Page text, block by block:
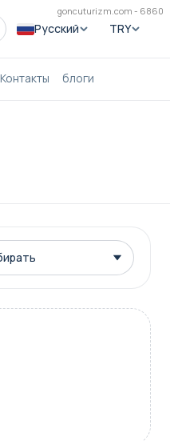
goncuturizm.com - 6860
Русский TRY
Контакты блоги